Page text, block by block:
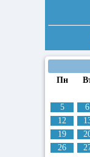
Пн
5
6
12
19
26